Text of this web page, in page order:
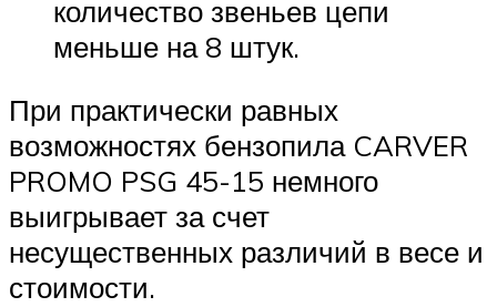
количество звеньев цепи
меньше на 8 штук.
При практически равных
возможностях бензопила CARVER
PROMO PSG 45-15 немного
выигрывает за счет
несущественных различий в весе и
стоимости.